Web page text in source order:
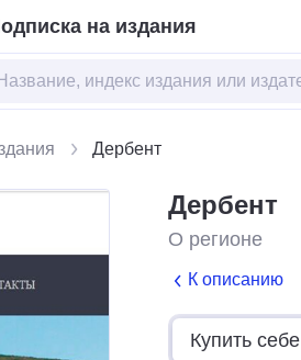
на издания
Дербент
Дербент
О регионе
К описанию
Купить себе